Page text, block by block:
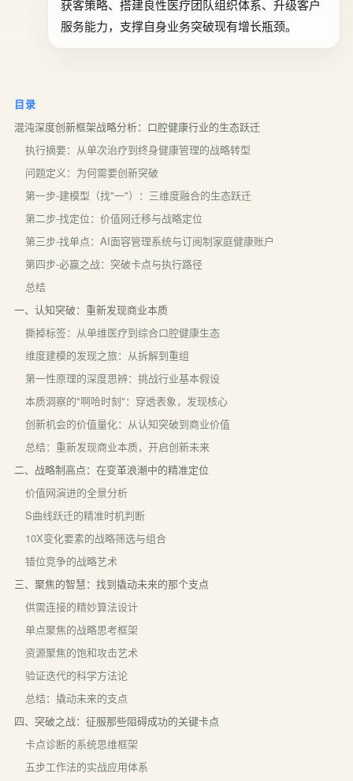
获客策略、搭建良性医疗团队组织体系、升级客户
服务能力，支撑自身业务突破现有增长瓶颈。
目录
混沌深度创新框架战略分析：口腔健康行业的生态跃迁
执行摘要：从单次治疗到终身健康管理的战略转型
问题定义：为何需要创新突破
第一步-建模型（找"一"）：三维度融合的生态跃迁
第二步-找定位：价值网迁移与战略定位
第三步-找单点：AI面容管理系统与订阅制家庭健康账户
第四步-必赢之战：突破卡点与执行路径
总结
一、认知突破：重新发现商业本质
撕掉标签：从单维医疗到综合口腔健康生态
维度建模的发现之旅：从拆解到重组
第一性原理的深度思辨：挑战行业基本假设
本质洞察的"啊哈时刻"：穿透表象，发现核心
创新机会的价值量化：从认知突破到商业价值
总结：重新发现商业本质，开启创新未来
二、战略制高点：在变革浪潮中的精准定位
价值网演进的全景分析
S曲线跃迁的精准时机判断
10X变化要素的战略筛选与组合
错位竞争的战略艺术
三、聚焦的智慧：找到撬动未来的那个支点
供需连接的精妙算法设计
单点聚焦的战略思考框架
资源聚焦的饱和攻击艺术
验证迭代的科学方法论
总结：撬动未来的支点
四、突破之战：征服那些阻碍成功的关键卡点
卡点诊断的系统思维框架
五步工作法的实战应用体系